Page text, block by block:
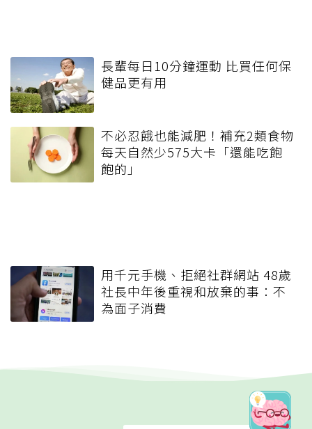
長輩每日10分鐘運動 比買任何保
健品更有用
不必忍餓也能減肥！補充2類食物
每天自然少575大卡「還能吃飽
飽的」
用千元手機、拒絕社群網站 48歲
社長中年後重視和放棄的事：不
為面子消費